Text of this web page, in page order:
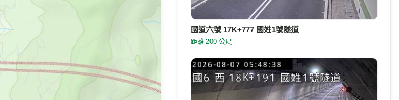
國道六號 17K+777 國姓1號隧道
距離 200 公尺